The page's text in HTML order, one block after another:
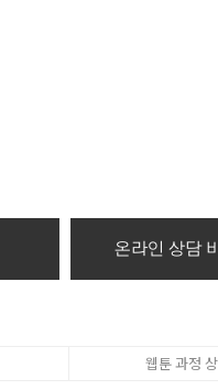
4. 동의를 거부
- 전자적 파일 형
온라인 상담
웹툰 과정